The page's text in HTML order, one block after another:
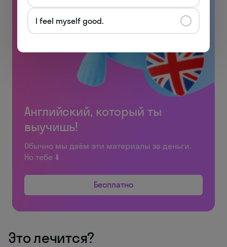
Английский, который ты
выучишь!
Обычно мы даём эти материалы за деньги.
Но тебе ⬇️
Бесплатно
Это лечится?
I feel myself good.